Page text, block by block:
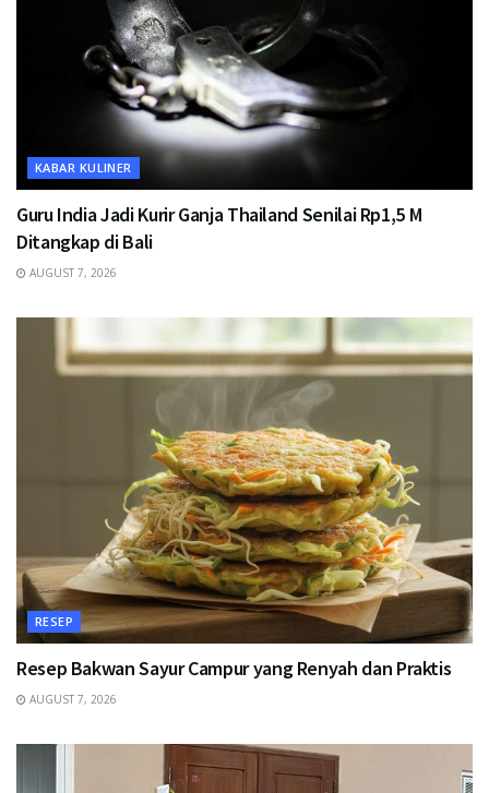
KABAR KULINER
Guru India Jadi Kurir Ganja Thailand Senilai Rp1,5 M
Ditangkap di Bali
AUGUST 7, 2026
RESEP
Resep Bakwan Sayur Campur yang Renyah dan Praktis
AUGUST 7, 2026